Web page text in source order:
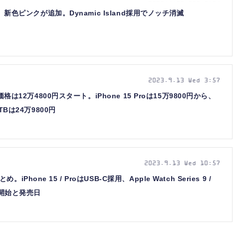
色ピンクが追加。Dynamic Island採用でノッチ消滅
は12万4800円スタート。iPhone 15 Proは15万9800円から、
は24万9800円
2023.9.13 Wed 3:57
とめ。iPhone 15 / ProはUSB-C採用、Apple Watch Series 9 /
始と発売日
2023.9.13 Wed 10:57